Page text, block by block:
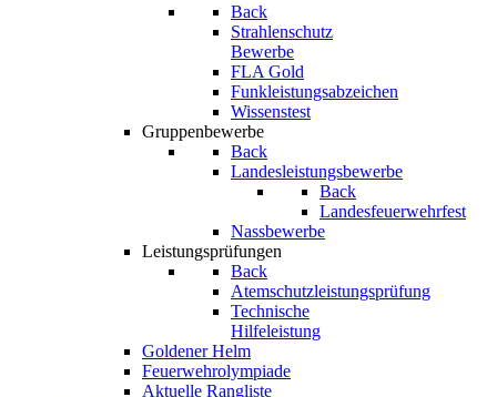
Back
Strahlenschutz
Bewerbe
FLA Gold
Funkleistungsabzeichen
Wissenstest
Gruppenbewerbe
Back
Landesleistungsbewerbe
Back
Landesfeuerwehrfest
Nassbewerbe
Leistungsprüfungen
Back
Atemschutzleistungsprüfung
Technische
Hilfeleistung
Goldener Helm
Feuerwehrolympiade
Aktuelle Rangliste